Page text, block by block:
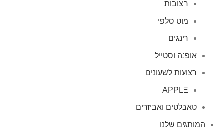
חצובות
מוט סלפי
רינגים
אופנה וסטייל
רצועות לשעונים
APPLE
טאבלטים ואביזרים
המותגים שלנו